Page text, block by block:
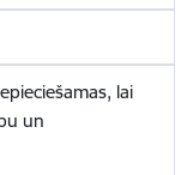
lai
un